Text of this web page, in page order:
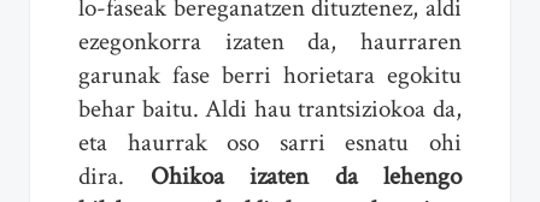
lo-faseak bereganatzen dituztenez, aldi
ezegonkorra izaten da, haurraren
garunak fase berri horietara egokitu
behar baitu. Aldi hau trantsiziokoa da,
eta haurrak oso sarri esnatu ohi
dira. Ohikoa izaten da lehengo